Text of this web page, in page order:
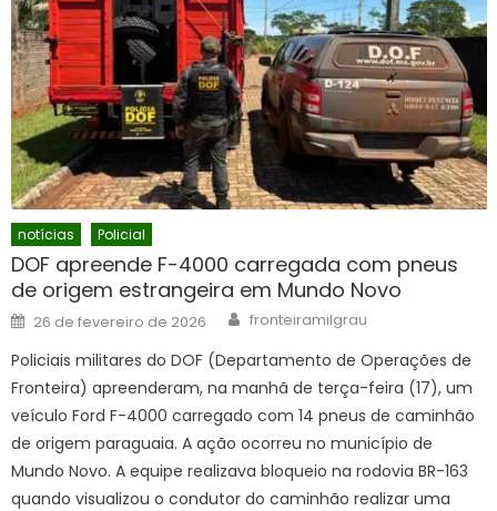
notícias Policial
DOF apreende F-4000 carregada com pneus
de origem estrangeira em Mundo Novo
Posted
on
26 de fevereiro de 2026 Author
fronteiramilgrau
Policiais militares do DOF (Departamento de Operações de
Fronteira) apreenderam, na manhã de terça-feira (17), um
veículo Ford F-4000 carregado com 14 pneus de caminhão
de origem paraguaia. A ação ocorreu no município de
Mundo Novo. A equipe realizava bloqueio na rodovia BR-163
quando visualizou o condutor do caminhão realizar uma